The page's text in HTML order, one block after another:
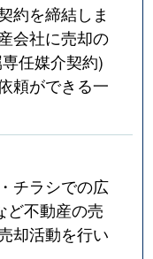
約を締結しま
会社に売却の
任媒介契約)
頼ができる一
チラシでの広
ど不動産の売
却活動を行い